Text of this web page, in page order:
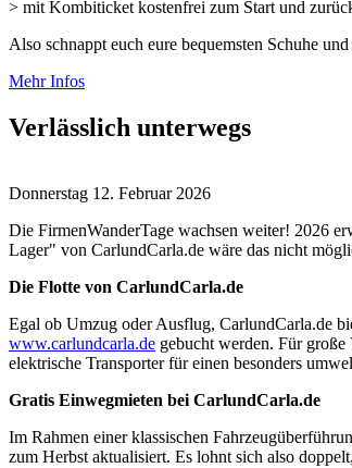
> mit Kombiticket kostenfrei zum Start und
Also schnappt euch eure bequemsten Schuhe
Mehr Infos
Verlässlich unterwegs
Donnerstag 12. Februar 2026
Die FirmenWanderTage wachsen weiter! 2026
Lager" von CarlundCarla.de wäre das nicht
Die Flotte von CarlundCarla.de
Egal ob Umzug oder Ausflug, CarlundCarla.de
www.carlundcarla.de gebucht werden. Für
elektrische Transporter für einen besonders
Gratis Einwegmieten bei CarlundCarla.de
Im Rahmen einer klassischen
zum Herbst aktualisiert. Es lohnt sich also